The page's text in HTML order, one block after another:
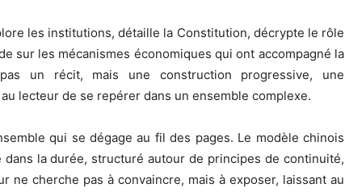
les institutions, détaille la Constitution, décrypte le rôle
sur les mécanismes économiques qui ont accompagné la
un récit, mais une construction progressive, une
lecteur de se repérer dans un ensemble complexe.
qui se dégage au fil des pages. Le modèle chinois
la durée, structuré autour de principes de continuité,
ne cherche pas à convaincre, mais à exposer, laissant au